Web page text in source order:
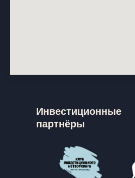
Инвестиционные
партнёры